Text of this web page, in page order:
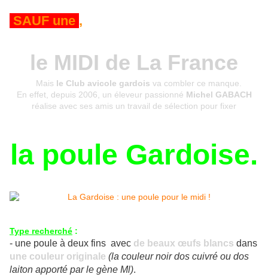
SAUF une ,
le MIDI de La France
Mais le Club avicole gardois va combler ce manque.
En effet, depuis 2006, un éleveur passionné Michel GABACH
réalise avec ses amis un travail de sélection pour fixer
la poule Gardoise.
Type recherché :
- une poule à deux fins avec de beaux œufs blancs dans
une couleur originale (la couleur noir dos cuivré ou dos
laiton apporté par le gène Ml).